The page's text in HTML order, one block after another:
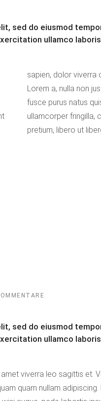
sed do eiusmod
ullamco
pretium, libero ut
sed do eiusmod
ullamco
viverra leo sagittis et.
quam nullam